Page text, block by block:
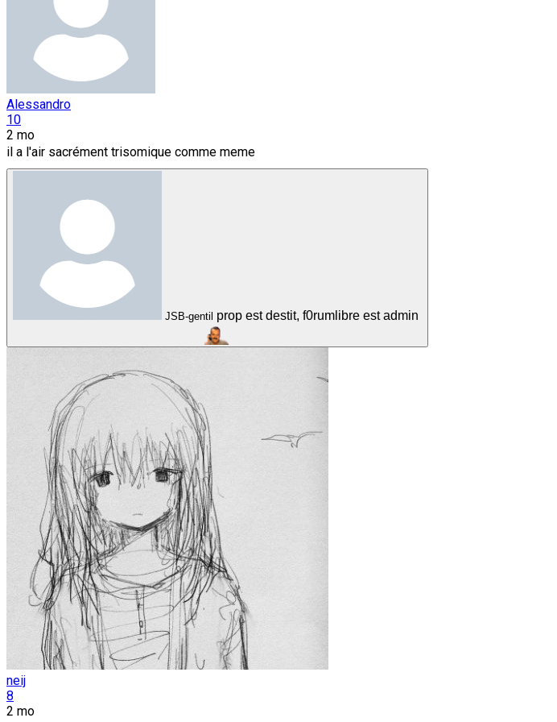
Alessandro
10
2 mo
il a l'air sacrément trisomique comme meme
JSB-gentil prop est destit, f0rumlibre est admin
neij
8
2 mo